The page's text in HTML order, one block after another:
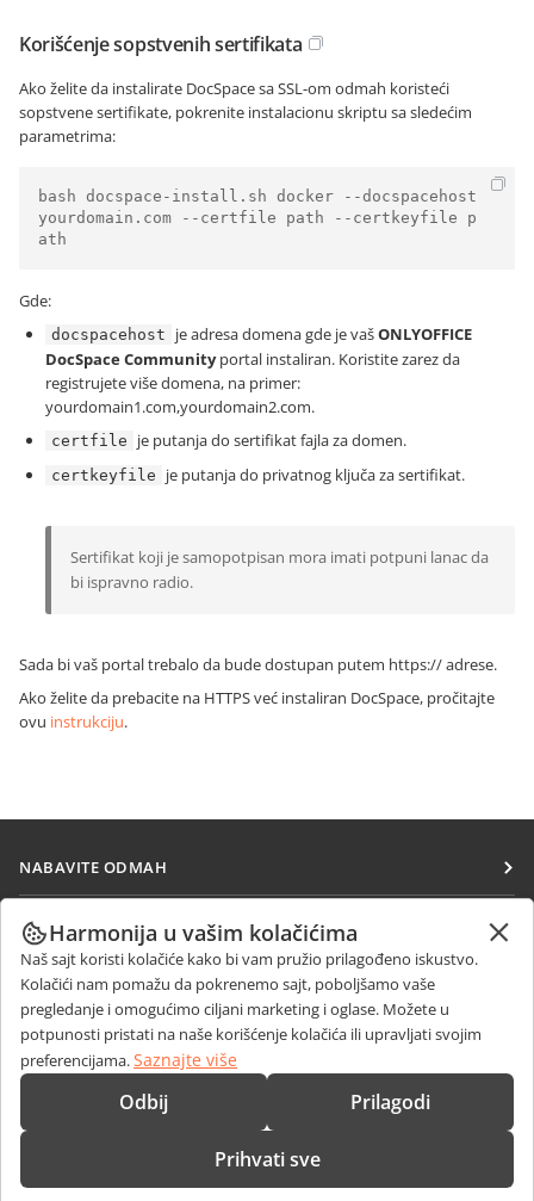
Korišćenje sopstvenih sertifikata
Ako želite da instalirate DocSpace sa SSL-om odmah koristeći
sopstvene sertifikate, pokrenite instalacionu skriptu sa sledećim
parametrima:
bash docspace-install.sh docker --docspacehost
yourdomain.com --certfile path --certkeyfile p
ath
Gde:
docspacehost je adresa domena gde je vašONLYOFFICE
DocSpace Communityportal instaliran. Koristite zarez da
registrujete više domena, na primer:
yourdomain1.com,yourdomain2.com.
certfile je putanja do sertifikat fajla za domen.
certkeyfile je putanja do privatnog ključa za sertifikat.
Sertifikat koji je samopotpisan mora imati potpuni lanac da
bi ispravno radio.
Sada bi vaš portal trebalo da bude dostupan putem https://adrese.
Ako želite da prebacite na HTTPS već instaliran DocSpace, pročitajte
ovu instrukciju.
NABAVITE ODMAH
Docs
DocSpace
Workspace
Konektori
Desktop aplikacije
Mobilne aplikacije
SARAĐUJTE
Za doprinosioce
Za prevodioce
Za influensere
Slobodna radna mesta
PRIMAJTE VESTI
Blog
DOBIJTE POMOĆ
Forum
KONTAKTIRAJTE NAS
Pitanja o prodaji
sales@onlyoffice.com
Harmonija u vašim kolačićima
Naš sajt koristi kolačiće kako bi vam pružio prilagođeno iskustvo.
Kolačići nam pomažu da pokrenemo sajt, poboljšamo vaše
pregledanje i omogućimo ciljani marketing i oglase. Možete u
potpunosti pristati na naše korišćenje kolačića ili upravljati svojim
preferencijama.Saznajte više
Odbij Prilagodi
Prihvati sve